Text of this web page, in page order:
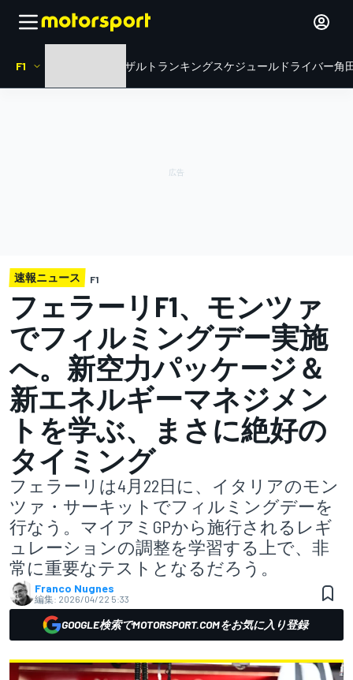
F1 リザルト ランキングスケジュール ドライバー角
速報ニュース F1
フェラーリF1、モンツァ
でフィルミングデー実施
へ。新空力パッケージ＆
新エネルギーマネジメン
トを学ぶ、まさに絶好の
タイミング
フェラーリは4月22日に、イタリアのモン
ツァ・サーキットでフィルミングデーを
行なう。マイアミGPから施行されるレギ
ュレーションの調整を学習する上で、非
常に重要なテストとなるだろう。
Franco Nugnes
編集: 2026/04/22 5:33
GOOGLE検索でMOTORSPORT.COMをお気に入り登録